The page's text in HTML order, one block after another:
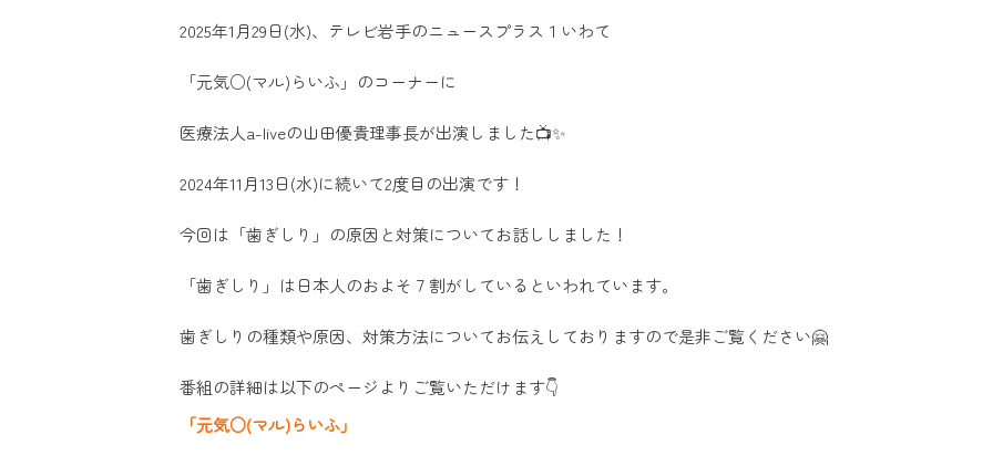
2025年1月29日(水)、テレビ岩手のニュースプラス１いわて
「元気○(マル)らいふ」のコーナーに
医療法人a-liveの山田優貴理事長が出演しました📺✨
2024年11月13日(水)に続いて2度目の出演です！
今回は「歯ぎしり」の原因と対策についてお話ししました！
「歯ぎしり」は日本人のおよそ７割がしているといわれています。
歯ぎしりの種類や原因、対策方法についてお伝えしておりますので是非ご覧ください🤗
番組の詳細は以下のページよりご覧いただけます👇
「元気○(マル)らいふ」